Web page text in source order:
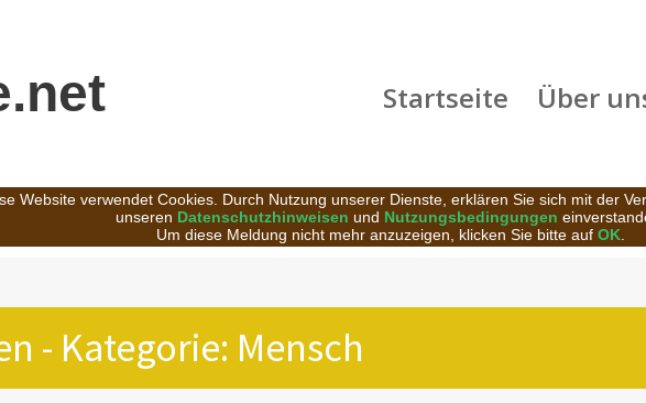
Startseite Über
Website verwendet Cookies. Durch Nutzung unserer Dienste, erklären Sie sich mit der
unseren Datenschutzhinweisen und Nutzungsbedingungen
Um diese Meldung nicht mehr anzuzeigen, klicken Sie bitte auf OK
- Kategorie: Mensch